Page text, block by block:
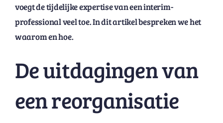
voegt de tijdelijke expertise van een interim-
professional veel toe. In dit artikel bespreken we het
waarom en hoe.
De uitdagingen van
een reorganisatie